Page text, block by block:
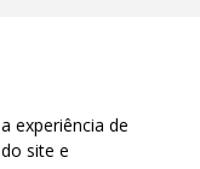
experiência de
site e